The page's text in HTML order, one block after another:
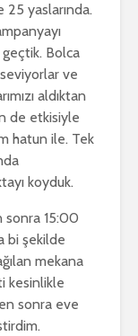
25 yaslarında.
Bolca
ve
aldıktan
de etkisiyle
hatun ile. Tek
koyduk.
sonra 15:00
bi şekilde
mekana
kesinlikle
sonra eve